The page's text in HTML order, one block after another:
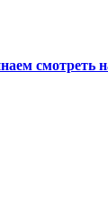
смотреть